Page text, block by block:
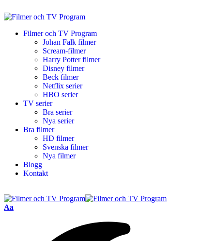
Filmer och TV Program
Johan Falk filmer
Scream-filmer
Harry Potter filmer
Disney filmer
Beck filmer
Netflix serier
HBO serier
TV serier
Bra serier
Nya serier
Bra filmer
HD filmer
Svenska filmer
Nya filmer
Blogg
Kontakt
Aa